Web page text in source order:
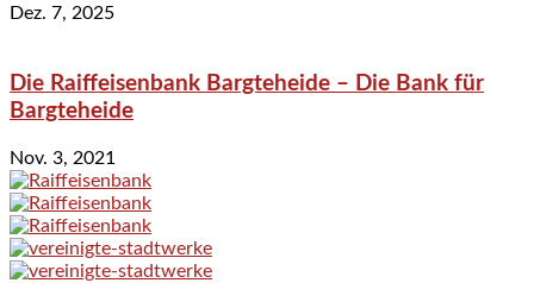
Dez. 7, 2025
Die Raiffeisenbank Bargteheide – Die Bank für
Bargteheide
Nov. 3, 2021